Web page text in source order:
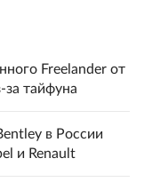
Freelander от
за тайфуна
в России
и Renault